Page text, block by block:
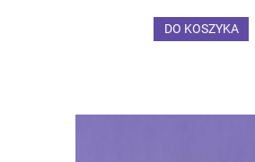
DO KOSZYKA